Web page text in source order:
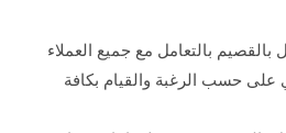
بالتعامل مع جميع العملاء
حسب الرغبة والقيام بكافة